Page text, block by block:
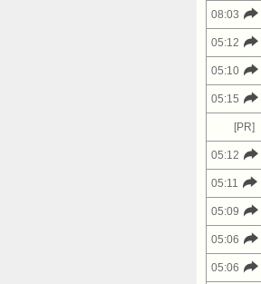
08:03
05:12
05:10
05:15
[PR]
05:12
05:11
05:09
05:06
05:06